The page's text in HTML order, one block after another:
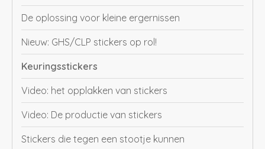
De oplossing voor kleine ergernissen
Nieuw: GHS/CLP stickers op rol!
Keuringsstickers
Video: het opplakken van stickers
Video: De productie van stickers
Stickers die tegen een stootje kunnen